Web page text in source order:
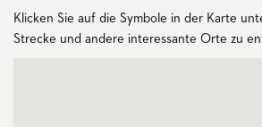
Klicken Sie auf die Symbole in der Karte
Strecke und andere interessante Orte zu